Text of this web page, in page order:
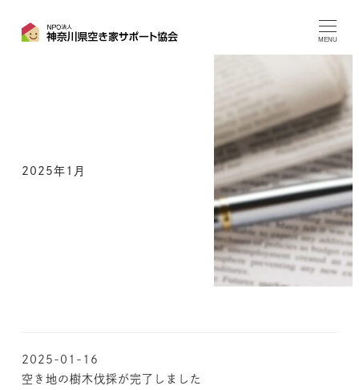
MENU
2025年1月
空き地の樹木伐採が完了しました
2025-01-16